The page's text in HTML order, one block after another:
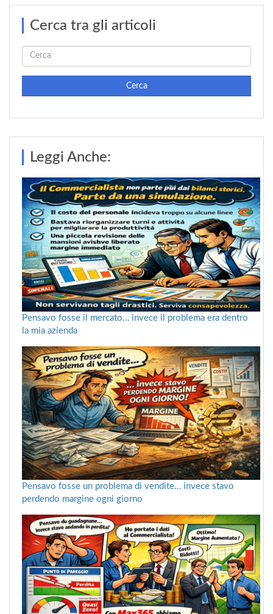
Cerca tra gli articoli
Cerca
Leggi Anche:
Pensavo fosse il mercato… invece il problema era dentro
la mia azienda
Pensavo fosse un problema di vendite… invece stavo
perdendo margine ogni giorno